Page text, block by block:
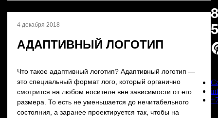
4 декабря 2018
АДАПТИВНЫЙ ЛОГОТИП
Что такое адаптивный логотип? Адаптивный логотип —
это специальный формат лого, который органично
смотрится на любом носителе вне зависимости от его
размера. То есть не уменьшается до нечитабельного
состояния, а заранее проектируется так, чтобы на